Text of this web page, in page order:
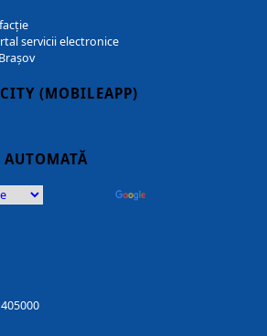
servicii electronice
(MOBILEAPP)
AUTOMATĂ